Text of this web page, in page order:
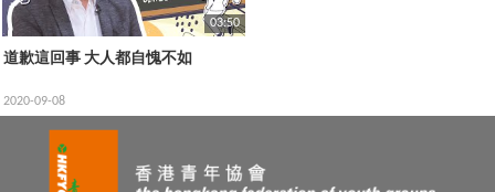
03:50
道歉這回事 大人都自愧不如
2020-09-08